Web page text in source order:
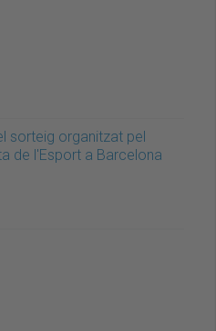
sorteig organitzat pel
de l'Esport a Barcelona